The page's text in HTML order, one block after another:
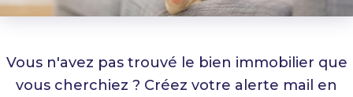
Vous n'avez pas trouvé le bien immobilier que
vous cherchiez ? Créez votre alerte mail en